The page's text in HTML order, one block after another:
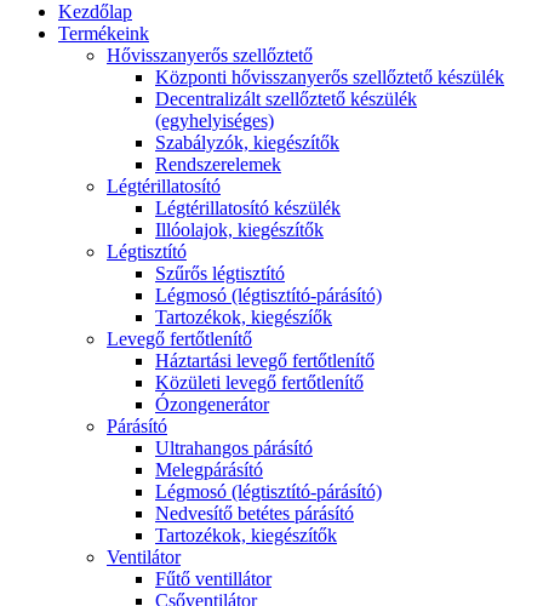
Kezdőlap
Termékeink
Hővisszanyerős szellőztető
Központi hővisszanyerős szellőztető készülék
Decentralizált szellőztető készülék
(egyhelyiséges)
Szabályzók, kiegészítők
Rendszerelemek
Légtérillatosító
Légtérillatosító készülék
Illóolajok, kiegészítők
Légtisztító
Szűrős légtisztító
Légmosó (légtisztító-párásító)
Tartozékok, kiegészíők
Levegő fertőtlenítő
Háztartási levegő fertőtlenítő
Közületi levegő fertőtlenítő
Ózongenerátor
Párásító
Ultrahangos párásító
Melegpárásító
Légmosó (légtisztító-párásító)
Nedvesítő betétes párásító
Tartozékok, kiegészítők
Ventilátor
Fűtő ventillátor
Csőventilátor